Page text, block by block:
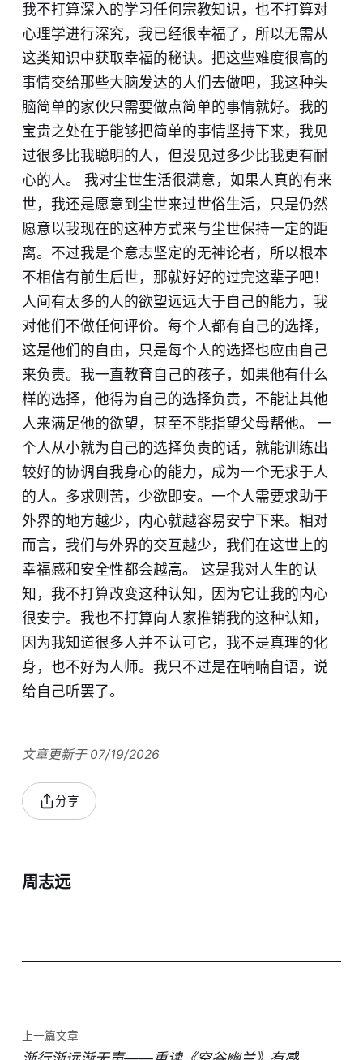
我不打算深入的学习任何宗教知识，也不打算对
心理学进行深究，我已经很幸福了，所以无需从
这类知识中获取幸福的秘诀。把这些难度很高的
事情交给那些大脑发达的人们去做吧，我这种头
脑简单的家伙只需要做点简单的事情就好。我的
宝贵之处在于能够把简单的事情坚持下来，我见
过很多比我聪明的人，但没见过多少比我更有耐
心的人。 我对尘世生活很满意，如果人真的有来
世，我还是愿意到尘世来过世俗生活，只是仍然
愿意以我现在的这种方式来与尘世保持一定的距
离。不过我是个意志坚定的无神论者，所以根本
不相信有前生后世，那就好好的过完这辈子吧！
人间有太多的人的欲望远远大于自己的能力，我
对他们不做任何评价。每个人都有自己的选择，
这是他们的自由，只是每个人的选择也应由自己
来负责。我一直教育自己的孩子，如果他有什么
样的选择，他得为自己的选择负责，不能让其他
人来满足他的欲望，甚至不能指望父母帮他。 一
个人从小就为自己的选择负责的话，就能训练出
较好的协调自我身心的能力，成为一个无求于人
的人。多求则苦，少欲即安。一个人需要求助于
外界的地方越少，内心就越容易安宁下来。相对
而言，我们与外界的交互越少，我们在这世上的
幸福感和安全性都会越高。 这是我对人生的认
知，我不打算改变这种认知，因为它让我的内心
很安宁。我也不打算向人家推销我的这种认知，
因为我知道很多人并不认可它，我不是真理的化
身，也不好为人师。我只不过是在喃喃自语，说
给自己听罢了。
文章更新于 07/19/2026
分享
周志远
上一篇文章